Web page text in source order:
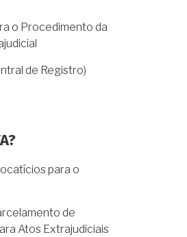
o Procedimento da
de Registro)
para o
de
Atos Extrajudiciais